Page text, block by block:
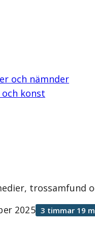
och nämnder
och konst
trossamfund
2025 3 timmar 19